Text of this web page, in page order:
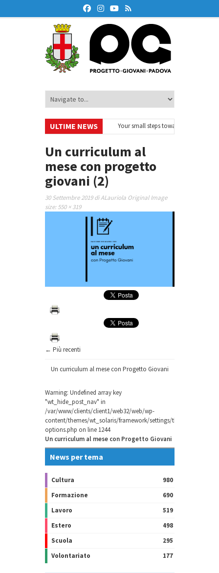
ULTIME NEWS
– Ciclo di webinar
Your small steps towards
finanziaria
• Oxford Debate Lab – Borse di studio 2026/27
Un curriculum al
mese con progetto
giovani (2)
30 Settembre 2019 diALauriola Original Image
size:550 × 319
← Più recenti
Un curriculum al mese con Progetto Giovani
Warning: Undefined array key
"wt_hide_post_nav" in
/var/www/clients/client1/web32/web/wp-
content/themes/wt_solaris/framework/settings/theme-
options.php on line 1244
Un curriculum al mese con Progetto Giovani
News per tema
Cultura
980
Formazione
690
Lavoro
519
Estero
498
Scuola
295
Volontariato
177